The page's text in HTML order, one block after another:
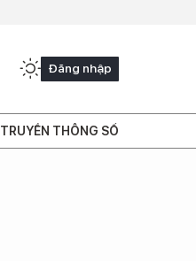
Đăng nhập
TRUYỀN THÔNG SỐ